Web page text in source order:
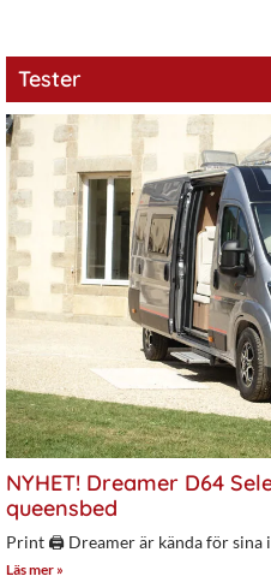
Tester
NYHET! Dreamer D64
queensbed
Print 🖨 Dreamer är kända för sina
Läs mer »